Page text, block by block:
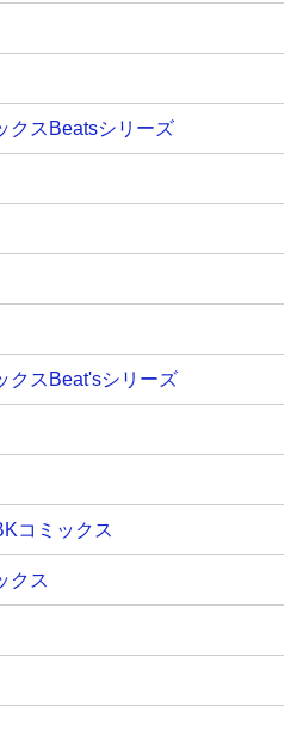
クスBeatsシリーズ
クスBeat'sシリーズ
コミックス
クス